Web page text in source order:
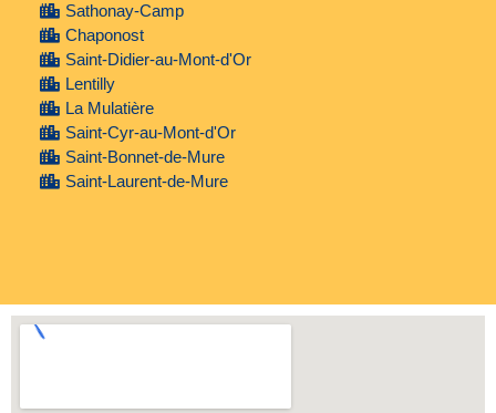
Sathonay-Camp
Chaponost
Saint-Didier-au-Mont-d'Or
Lentilly
La Mulatière
Saint-Cyr-au-Mont-d'Or
Saint-Bonnet-de-Mure
Saint-Laurent-de-Mure